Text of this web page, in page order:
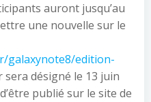
auront jusqu’au
une nouvelle sur le
galaxynote8/edition-
sera désigné le 13 juin
publié sur le site de